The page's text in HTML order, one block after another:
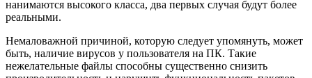
нанимаются высокого класса, два первых случая будут более
реальными.
Немаловажной причиной, которую следует упомянуть, может
быть, наличие вирусов у пользователя на ПК. Такие
нежелательные файлы способны существенно снизить